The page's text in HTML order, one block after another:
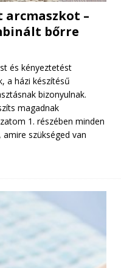
arcmaszkot –
bőrre
és kényeztetést
a házi készítésű
bizonyulnak.
magadnak
1. részében minden
szükséged van